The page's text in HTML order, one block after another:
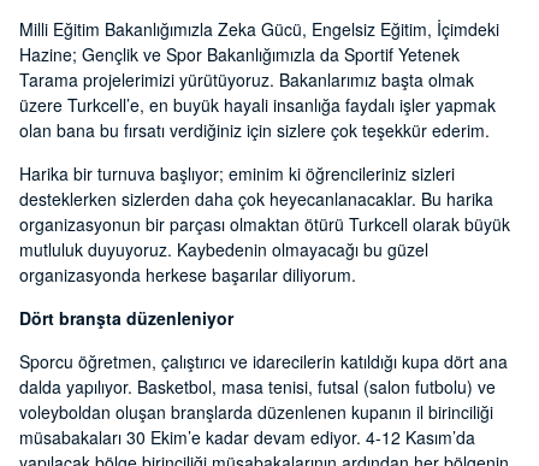
Milli Eğitim Bakanlığımızla Zeka Gücü, Engelsiz Eğitim, İçimdeki
Hazine; Gençlik ve Spor Bakanlığımızla da Sportif Yetenek
Tarama projelerimizi yürütüyoruz. Bakanlarımız başta olmak
üzere Turkcell’e, en buyük hayali insanlığa faydalı işler yapmak
olan bana bu fırsatı verdiğiniz için sizlere çok teşekkür ederim.
Harika bir turnuva başlıyor; eminim ki öğrencileriniz sizleri
desteklerken sizlerden daha çok heyecanlanacaklar. Bu harika
organizasyonun bir parçası olmaktan ötürü Turkcell olarak büyük
mutluluk duyuyoruz. Kaybedenin olmayacağı bu güzel
organizasyonda herkese başarılar diliyorum.
Dört branşta düzenleniyor
Sporcu öğretmen, çalıştırıcı ve idarecilerin katıldığı kupa dört ana
dalda yapılıyor. Basketbol, masa tenisi, futsal (salon futbolu) ve
voleyboldan oluşan branşlarda düzenlenen kupanın il birinciliği
müsabakaları 30 Ekim’e kadar devam ediyor. 4-12 Kasım’da